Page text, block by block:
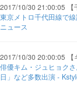
2017/10/30 21:00:05 【
東京メトロ千代田線で
ニュース
2017/10/30 20:00:05 【
俳優キム・ジュヒョク
日」など多数出演 -